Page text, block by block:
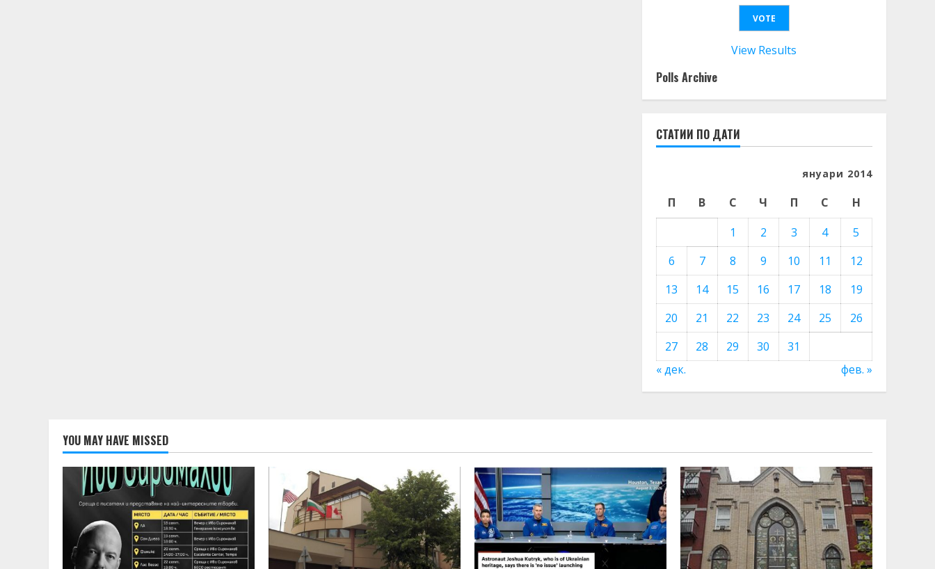
View Results
Polls Archive
СТАТИИ ПО ДАТИ
януари 2014
П В С Ч П С
Н
1
2 3 4
5
6
7 8 9 10 11
12
13
14 15 16 17 18
19
20
21 22 23 24 25
26
27
28 29 30
31
« дек.
фев. »
YOU MAY HAVE MISSED